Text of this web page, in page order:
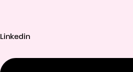
Linkedin